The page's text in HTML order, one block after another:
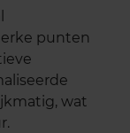
punten
wat